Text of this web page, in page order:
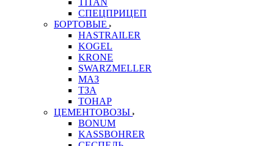
TITAN
СПЕЦПРИЦЕП
БОРТОВЫЕ
HASTRAILER
KOGEL
KRONE
SWARZMELLER
МАЗ
ТЗА
ТОНАР
ЦЕМЕНТОВОЗЫ
BONUM
KASSBOHRER